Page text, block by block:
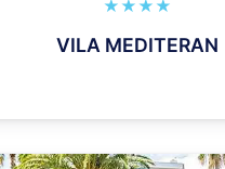
★★★★
VILA MEDITERAN